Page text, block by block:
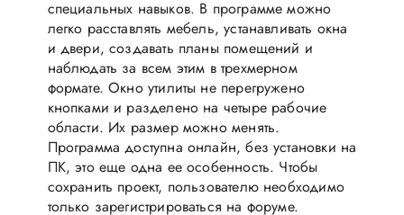
специальных навыков. В программе можно
легко расставлять мебель, устанавливать окна
и двери, создавать планы помещений и
наблюдать за всем этим в трехмерном
формате. Окно утилиты не перегружено
кнопками и разделено на четыре рабочие
области. Их размер можно менять.
Программа доступна онлайн, без установки на
ПК, это еще одна ее особенность. Чтобы
сохранить проект, пользователю необходимо
только зарегистрироваться на форуме.